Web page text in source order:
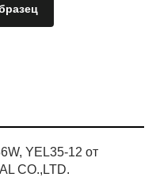
YEL35-12 от
CO.,LTD.